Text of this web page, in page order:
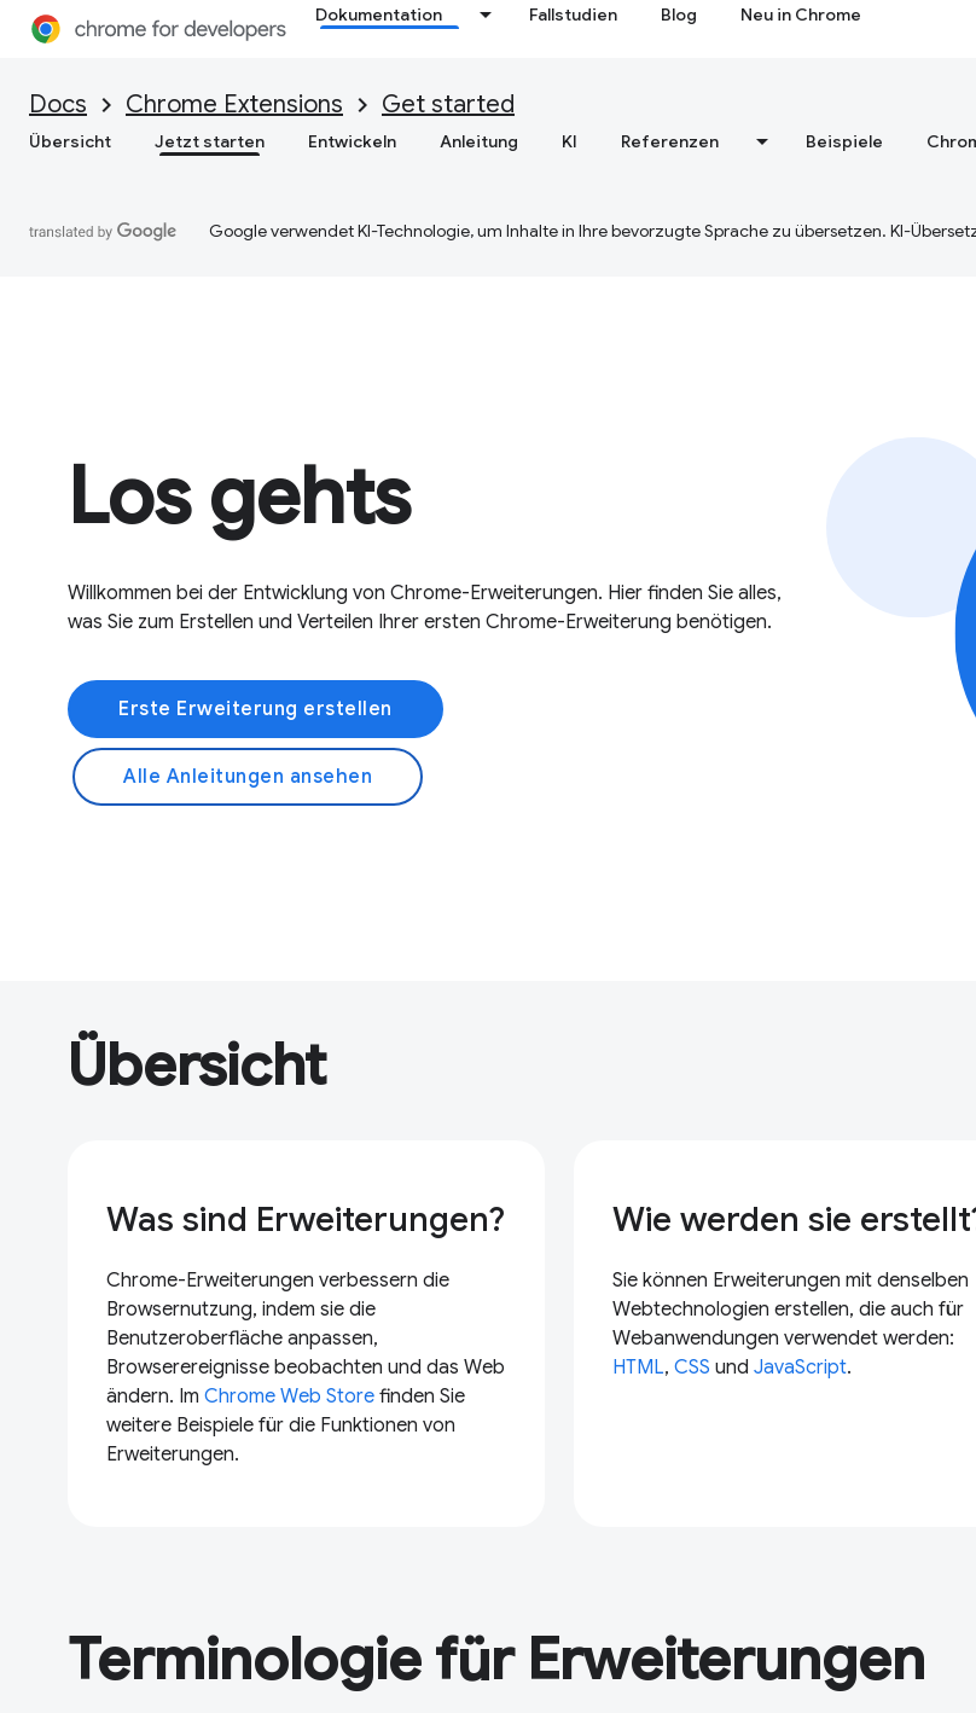
Dokumentation Fallstudien Blog Neu in Chrome
Docs Chrome Extensions Get started
Übersicht Jetzt starten Entwickeln Anleitung KI Referenzen Beispiele
Google verwendet KI-Technologie, um Inhalte in Ihre bevorzugte Sprache zu übersetzen. KI-
Los gehts
Willkommen bei der Entwicklung von Chrome-Erweiterungen. Hier finden Sie alles,
was Sie zum Erstellen und Verteilen Ihrer ersten Chrome-Erweiterung benötigen.
Erste Erweiterung erstellen
Alle Anleitungen ansehen
Übersicht
Was sind Erweiterungen?
Chrome-Erweiterungen verbessern die
Browsernutzung, indem sie die
Benutzeroberfläche anpassen,
Browserereignisse beobachten und das Web
ändern. Im Chrome Web Store finden Sie
weitere Beispiele für die Funktionen von
Erweiterungen.
Wie werden sie
Sie können Erweiterungen mit denselben
Webtechnologien erstellen, die auch für
Webanwendungen verwendet werden:
HTML, CSS und JavaScript.
Terminologie für Erweiterungen